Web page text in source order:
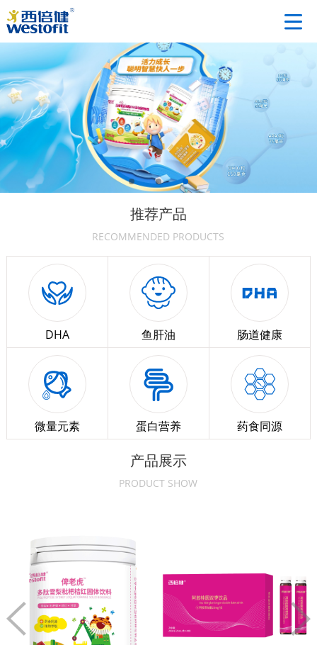
推荐产品
RECOMMENDED PRODUCTS
DHA 鱼肝油 肠道健康
微量元素 蛋白营养 药食同源
产品展示
PRODUCT SHOW